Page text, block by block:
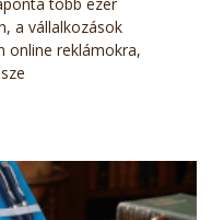
a vállalkozások
online reklámokra,